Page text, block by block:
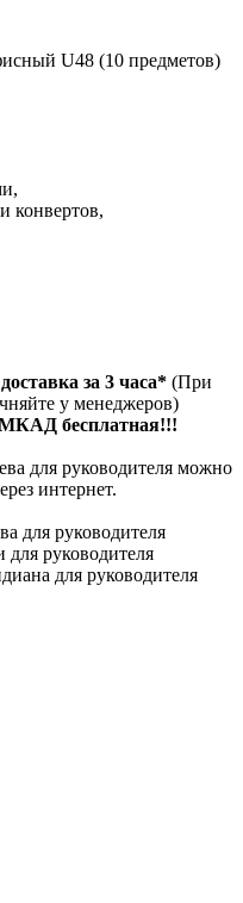
U48 (10 предметов)
конвертов,
за 3 часа* (При
у менеджеров)
МКАД бесплатная!!!
для руководителя можно
интернет.
для руководителя
руководителя
для руководителя